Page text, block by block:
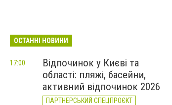
ОСТАННІ НОВИНИ
Відпочинок у Києві та
області: пляжі, басейни,
активний відпочинок 2026
ПАРТНЕРСЬКИЙ СПЕЦПРОЄКТ
17:00